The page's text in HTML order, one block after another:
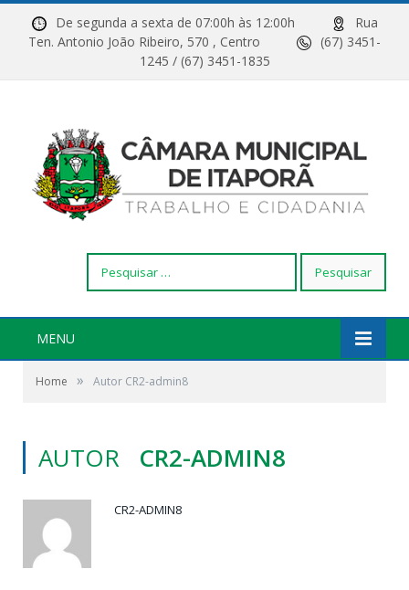
De segunda a sexta de 07:00h às 12:00h
Rua
Ten. Antonio João Ribeiro, 570 , Centro
(67) 3451-
1245 / (67) 3451-1835
por:
MENU
Home » Autor CR2-admin8
AUTOR CR2-ADMIN8
CR2-ADMIN8